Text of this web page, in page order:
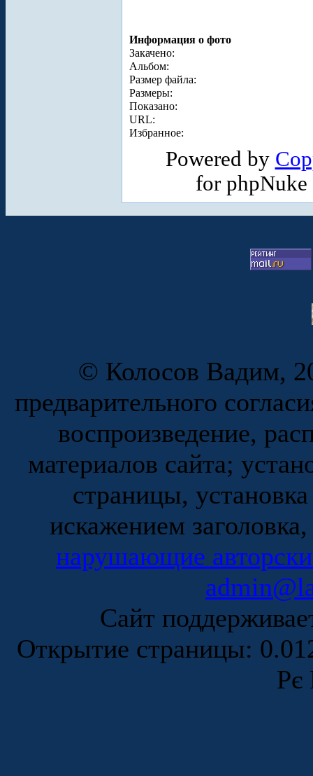
Информация о фото
Закачено:
Альбом:
Размер файла:
Размеры:
Показано:
URL:
Избранное:
Powered by
for
© Колосов Вадим,
предварительного
воспроизведение,
материалов сайта;
страницы,
искажением
нарушающие
Сайт
Открытие страницы:
Рє